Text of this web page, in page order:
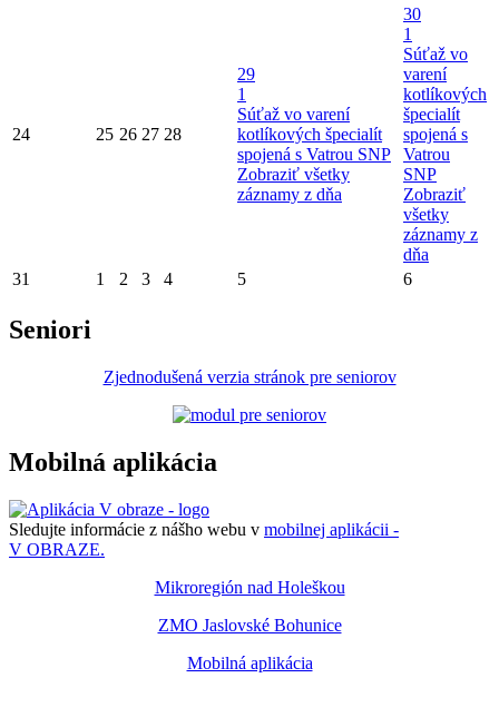
24 25 26 27 28
29
1
Súťaž vo varení
kotlíkových špecialít
spojená s Vatrou SNP
Zobraziť všetky
záznamy z dňa
30
1
Súťaž vo
varení
kotlíkových
špecialít
spojená s
Vatrou
SNP
Zobraziť
všetky
záznamy z
dňa
31
1 2 3 4 5 6
Seniori
Zjednodušená verzia stránok pre seniorov
Mobilná aplikácia
Sledujte informácie z nášho webu v mobilnej aplikácii -
V OBRAZE.
Mikroregión nad Holeškou
ZMO Jaslovské Bohunice
Mobilná aplikácia